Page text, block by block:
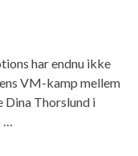
har endnu ikke
VM-kamp mellem
Dina Thorslund i
…